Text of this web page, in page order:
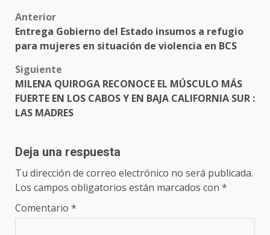
Post
navigation
Anterior
Entrega Gobierno del Estado insumos a refugio
para mujeres en situación de violencia en BCS
Siguiente
MILENA QUIROGA RECONOCE EL MÚSCULO MÁS
FUERTE EN LOS CABOS Y EN BAJA CALIFORNIA SUR :
LAS MADRES
Deja una respuesta
Tu dirección de correo electrónico no será publicada.
Los campos obligatorios están marcados con *
Comentario *